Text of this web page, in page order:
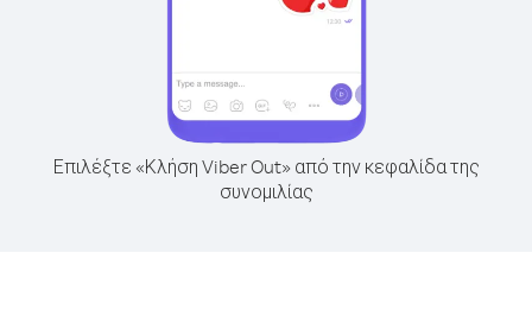
Επιλέξτε «Κλήση Viber Out» από την κεφαλίδα της
συνομιλίας